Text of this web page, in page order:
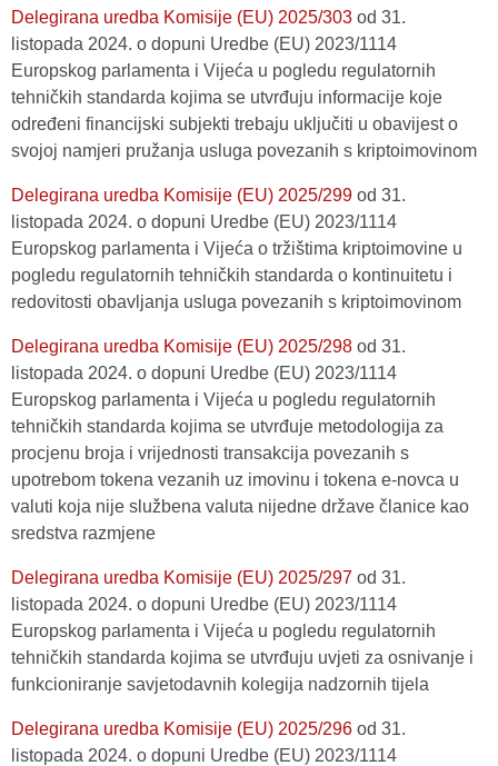
Delegirana uredba Komisije (EU) 2025/303 оd 31.
listopada 2024. o dopuni Uredbe (EU) 2023/1114
Europskog parlamenta i Vijeća u pogledu regulatornih
tehničkih standarda kojima se utvrđuju informacije koje
određeni financijski subjekti trebaju uključiti u obavijest o
svojoj namjeri pružanja usluga povezanih s kriptoimovinom
Delegirana uredba Komisije (EU) 2025/299 оd 31.
listopada 2024. o dopuni Uredbe (EU) 2023/1114
Europskog parlamenta i Vijeća o tržištima kriptoimovine u
pogledu regulatornih tehničkih standarda o kontinuitetu i
redovitosti obavljanja usluga povezanih s kriptoimovinom
Delegirana uredba Komisije (EU) 2025/298 оd 31.
listopada 2024. o dopuni Uredbe (EU) 2023/1114
Europskog parlamenta i Vijeća u pogledu regulatornih
tehničkih standarda kojima se utvrđuje metodologija za
procjenu broja i vrijednosti transakcija povezanih s
upotrebom tokena vezanih uz imovinu i tokena e-novca u
valuti koja nije službena valuta nijedne države članice kao
sredstva razmjene
Delegirana uredba Komisije (EU) 2025/297 оd 31.
listopada 2024. o dopuni Uredbe (EU) 2023/1114
Europskog parlamenta i Vijeća u pogledu regulatornih
tehničkih standarda kojima se utvrđuju uvjeti za osnivanje i
funkcioniranje savjetodavnih kolegija nadzornih tijela
Delegirana uredba Komisije (EU) 2025/296 оd 31.
listopada 2024. o dopuni Uredbe (EU) 2023/1114